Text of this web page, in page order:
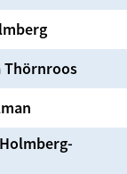
Thörnroos
Holmberg-